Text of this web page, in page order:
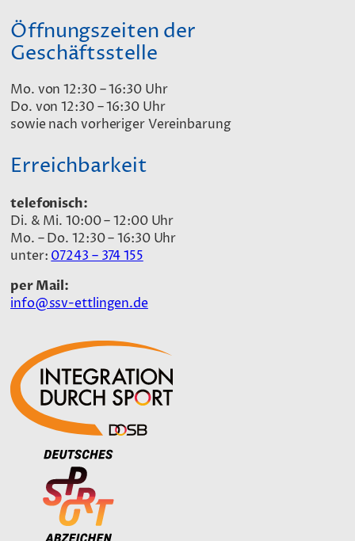
Öffnungszeiten der
Geschäftsstelle
Mo. von 12:30 – 16:30 Uhr
Do. von 12:30 – 16:30 Uhr
sowie nach vorheriger Vereinbarung
Erreichbarkeit
telefonisch:
Di. & Mi. 10:00 – 12:00 Uhr
Mo. – Do. 12:30 – 16:30 Uhr
unter: 07243 – 374 155
per Mail:
info@ssv-ettlingen.de